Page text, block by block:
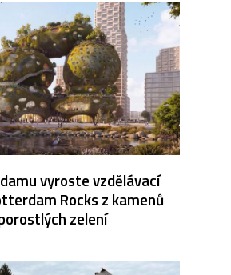
vyroste vzdělávací
Rocks z kamenů
zelení